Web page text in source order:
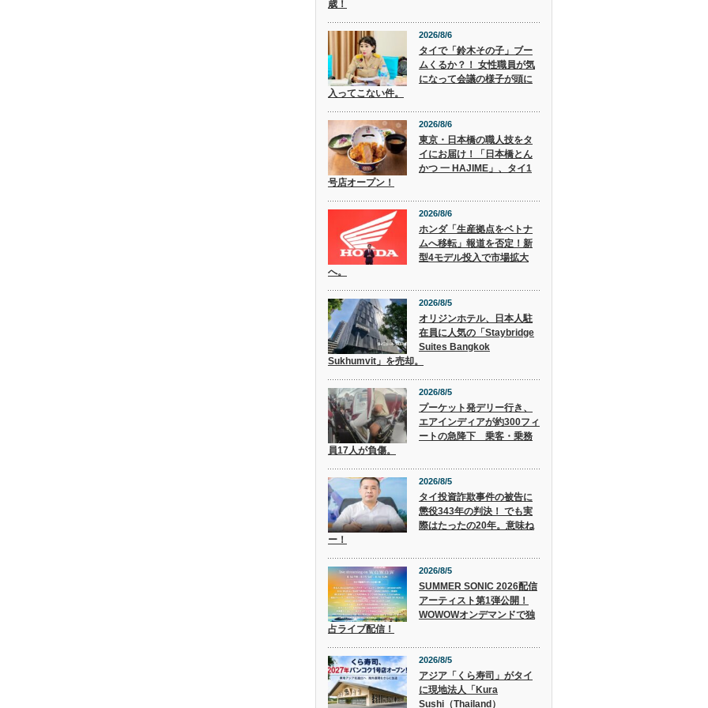
歳！
2026/8/6
タイで「鈴木その子」ブー
ムくるか？！ 女性職員が気
になって会議の様子が頭に
入ってこない件。
2026/8/6
東京・日本橋の職人技をタ
イにお届け！「日本橋とん
かつ 一 HAJIME」、タイ1
号店オープン！
2026/8/6
ホンダ「生産拠点をベトナ
ムへ移転」報道を否定！新
型4モデル投入で市場拡大
へ。
2026/8/5
オリジンホテル、日本人駐
在員に人気の「Staybridge
Suites Bangkok
Sukhumvit」を売却。
2026/8/5
プーケット発デリー行き、
エアインディアが約300フィ
ートの急降下 乗客・乗務
員17人が負傷。
2026/8/5
タイ投資詐欺事件の被告に
懲役343年の判決！ でも実
際はたったの20年。意味ね
ー！
2026/8/5
SUMMER SONIC 2026配信
アーティスト第1弾公開！
WOWOWオンデマンドで独
占ライブ配信！
2026/8/5
アジア「くら寿司」がタイ
に現地法人「Kura
Sushi（Thailand）